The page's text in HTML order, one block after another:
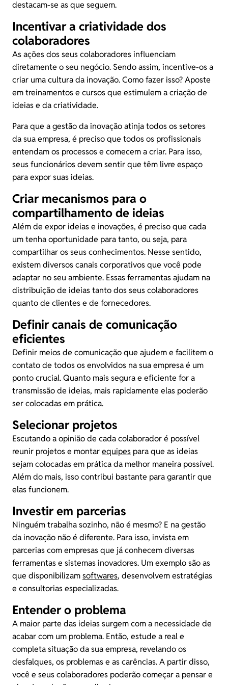
destacam-se as que seguem.
Incentivar a criatividade dos
colaboradores
As ações dos seus colaboradores influenciam
diretamente o seu negócio. Sendo assim, incentive-os a
criar uma cultura da inovação. Como fazer isso? Aposte
em treinamentos e cursos que estimulem a criação de
ideias e da criatividade.
Para que a gestão da inovação atinja todos os setores
da sua empresa, é preciso que todos os profissionais
entendam os processos e comecem a criar. Para isso,
seus funcionários devem sentir que têm livre espaço
para expor suas ideias.
Criar mecanismos para o
compartilhamento de ideias
Além de expor ideias e inovações, é preciso que cada
um tenha oportunidade para tanto, ou seja, para
compartilhar os seus conhecimentos. Nesse sentido,
existem diversos canais corporativos que você pode
adaptar no seu ambiente. Essas ferramentas ajudam na
distribuição de ideias tanto dos seus colaboradores
quanto de clientes e de fornecedores.
Definir canais de comunicação
eficientes
Definir meios de comunicação que ajudem e facilitem o
contato de todos os envolvidos na sua empresa é um
ponto crucial. Quanto mais segura e eficiente for a
transmissão de ideias, mais rapidamente elas poderão
ser colocadas em prática.
Selecionar projetos
Escutando a opinião de cada colaborador é possível
reunir projetos e montarequipes para que as ideias
sejam colocadas em prática da melhor maneira possível.
Além do mais, isso contribui bastante para garantir que
elas funcionem.
Investir em parcerias
Ninguém trabalha sozinho, não é mesmo? E na gestão
da inovação não é diferente. Para isso, invista em
parcerias com empresas que já conhecem diversas
ferramentas e sistemas inovadores. Um exemplo são as
que disponibilizamsoftwares, desenvolvem estratégias
e consultorias especializadas.
Entender o problema
A maior parte das ideias surgem com a necessidade de
acabar com um problema. Então, estude a real e
completa situação da sua empresa, revelando os
desfalques, os problemas e as carências. A partir disso,
você e seus colaboradores poderão começar a pensar e